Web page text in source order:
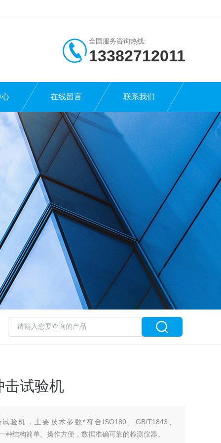
全国服务咨询热线:
13382712011
在线留言 联系我们
击试验机
验机，主要技术参数*符合ISO180、GB/T1843、
结构简单。操作方便，数据准确可靠的检测仪器。